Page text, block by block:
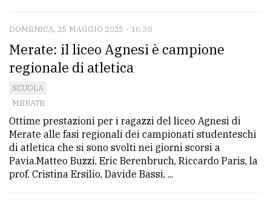
DOMENICA, 25 MAGGIO 2025 - 16:38
Merate: il liceo Agnesi è campione
regionale di atletica
SCUOLA
MERATE
Ottime prestazioni per i ragazzi del liceo Agnesi di
Merate alle fasi regionali dei campionati studenteschi
di atletica che si sono svolti nei giorni scorsi a
Pavia.Matteo Buzzi, Eric Berenbruch, Riccardo Paris, la
prof. Cristina Ersilio, Davide Bassi, ...